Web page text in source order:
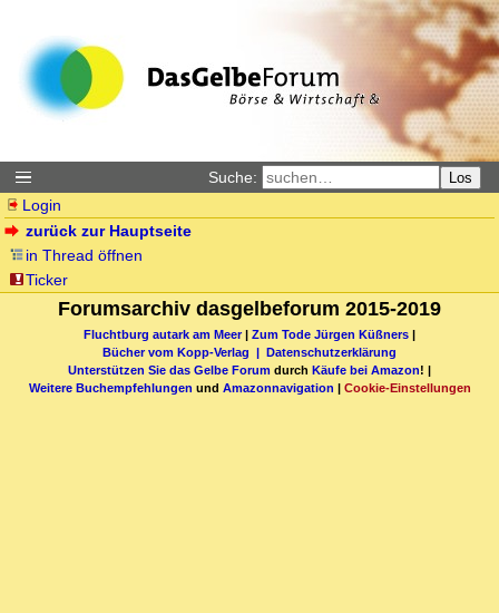
Suche: Los
Login
zurück zur Hauptseite
in Thread öffnen
Ticker
Forumsarchiv dasgelbeforum 2015-2019
Fluchtburg autark am Meer| Zum Tode Jürgen Küßners
Bücher vom Kopp-Verlag |
Datenschutzerklärung
Unterstützen Sie das Gelbe Forum durch Käufe bei Amazon! |
Weitere Buchempfehlungen und Amazonnavigation Cookie-Einstellungen